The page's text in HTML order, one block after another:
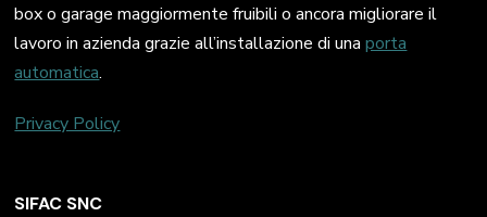
box o garage maggiormente fruibili o ancora migliorare il
lavoro in azienda grazie all’installazione di unaporta
automatica.
Privacy Policy
SIFAC SNC